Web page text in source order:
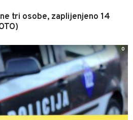
tri osobe, zaplijenjeno 14
0